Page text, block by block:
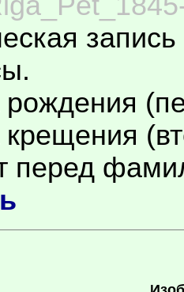
запись